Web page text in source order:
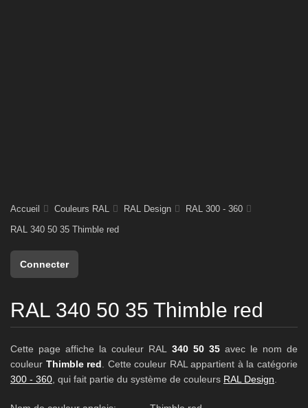
Accueil Couleurs RAL RAL Design
RAL 300 - 360
RAL 340 50 35 Thimble red
Connecter